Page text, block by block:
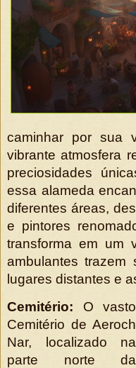
caminhar por sua
vibrante atmosfera
preciosidades
essa alameda
diferentes áreas,
e pintores
transforma em um
ambulantes trazem
lugares distantes e
Cemitério: O vasto
Cemitério de Aeroch
Nar, localizado na
parte norte da